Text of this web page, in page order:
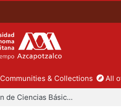
Communities & Collections All
División de Ciencias Básicas e Ingeniería